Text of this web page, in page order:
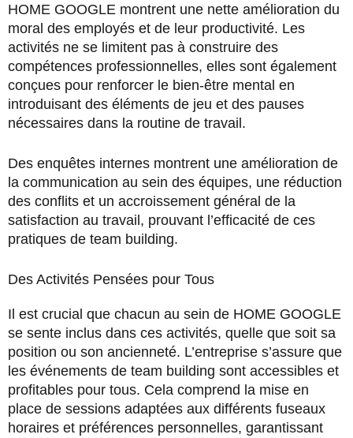
HOME GOOGLE montrent une nette amélioration du
moral des employés et de leur productivité. Les
activités ne se limitent pas à construire des
compétences professionnelles, elles sont également
conçues pour renforcer le bien-être mental en
introduisant des éléments de jeu et des pauses
nécessaires dans la routine de travail.
Des enquêtes internes montrent une amélioration de
la communication au sein des équipes, une réduction
des conflits et un accroissement général de la
satisfaction au travail, prouvant l’efficacité de ces
pratiques de team building.
Des Activités Pensées pour Tous
Il est crucial que chacun au sein de HOME GOOGLE
se sente inclus dans ces activités, quelle que soit sa
position ou son ancienneté. L’entreprise s’assure que
les événements de team building sont accessibles et
profitables pour tous. Cela comprend la mise en
place de sessions adaptées aux différents fuseaux
horaires et préférences personnelles, garantissant